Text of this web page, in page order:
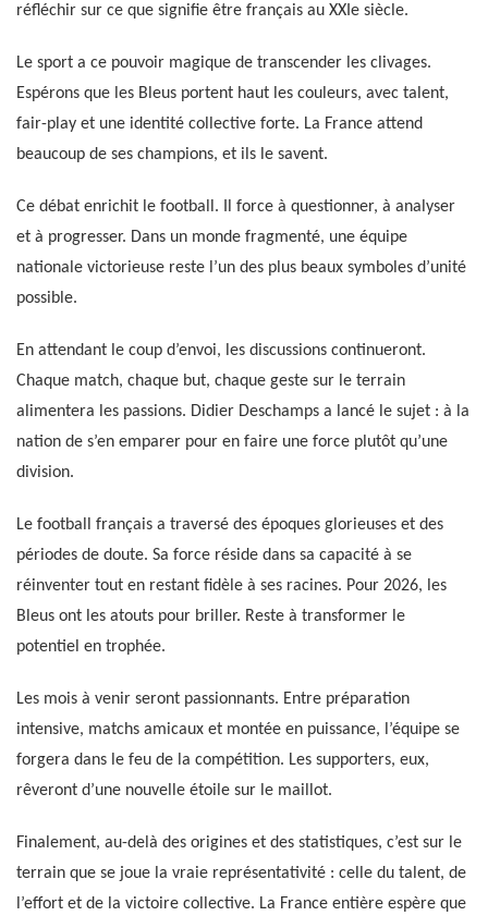
réfléchir sur ce que signifie être français au XXIe siècle.
Le sport a ce pouvoir magique de transcender les clivages.
Espérons que les Bleus portent haut les couleurs, avec talent,
fair-play et une identité collective forte. La France attend
beaucoup de ses champions, et ils le savent.
Ce débat enrichit le football. Il force à questionner, à analyser
et à progresser. Dans un monde fragmenté, une équipe
nationale victorieuse reste l’un des plus beaux symboles d’unité
possible.
En attendant le coup d’envoi, les discussions continueront.
Chaque match, chaque but, chaque geste sur le terrain
alimentera les passions. Didier Deschamps a lancé le sujet : à la
nation de s’en emparer pour en faire une force plutôt qu’une
division.
Le football français a traversé des époques glorieuses et des
périodes de doute. Sa force réside dans sa capacité à se
réinventer tout en restant fidèle à ses racines. Pour 2026, les
Bleus ont les atouts pour briller. Reste à transformer le
potentiel en trophée.
Les mois à venir seront passionnants. Entre préparation
intensive, matchs amicaux et montée en puissance, l’équipe se
forgera dans le feu de la compétition. Les supporters, eux,
rêveront d’une nouvelle étoile sur le maillot.
Finalement, au-delà des origines et des statistiques, c’est sur le
terrain que se joue la vraie représentativité : celle du talent, de
l’effort et de la victoire collective. La France entière espère que